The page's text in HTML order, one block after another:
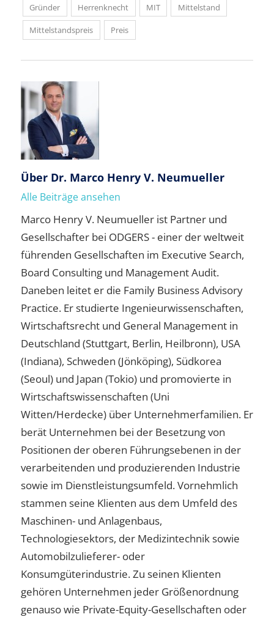
Gründer Herrenknecht MIT Mittelstand
Mittelstandspreis Preis
Über Dr. Marco Henry V. Neumueller
Alle Beiträge ansehen
Marco Henry V. Neumueller ist Partner und
Gesellschafter bei ODGERS - einer der weltweit
führenden Gesellschaften im Executive Search,
Board Consulting und Management Audit.
Daneben leitet er die Family Business Advisory
Practice. Er studierte Ingenieurwissenschaften,
Wirtschaftsrecht und General Management in
Deutschland (Stuttgart, Berlin, Heilbronn), USA
(Indiana), Schweden (Jönköping), Südkorea
(Seoul) und Japan (Tokio) und promovierte in
Wirtschaftswissenschaften (Uni
Witten/Herdecke) über Unternehmerfamilien. Er
berät Unternehmen bei der Besetzung von
Positionen der oberen Führungsebenen in der
verarbeitenden und produzierenden Industrie
sowie im Dienstleistungsumfeld. Vornehmlich
stammen seine Klienten aus dem Umfeld des
Maschinen- und Anlagenbaus,
Technologiesektors, der Medizintechnik sowie
Automobilzulieferer- oder
Konsumgüterindustrie. Zu seinen Klienten
gehören Unternehmen jeder Größenordnung
genauso wie Private-Equity-Gesellschaften oder